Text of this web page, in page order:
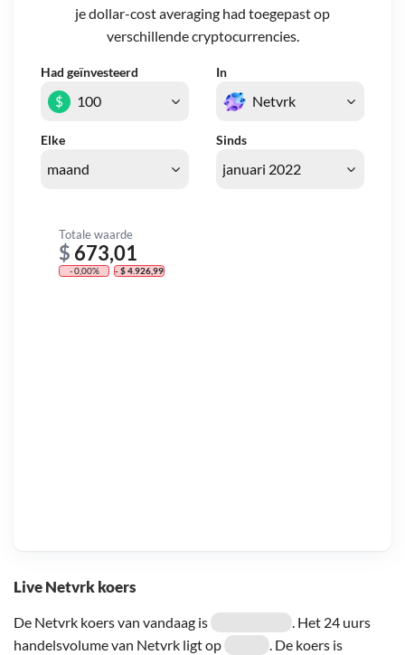
Live Netvrk koers
De Netvrk koers van vandaag is
. Het 24 uurs
handelsvolume van Netvrk ligt op
. De koers is
je dollar-cost averaging had toegepast op
verschillende cryptocurrencies.
Had geïnvesteerd In
Elke Sinds
$
Totale waarde
$ 673,01
- 0,00% - $ 4.926,99